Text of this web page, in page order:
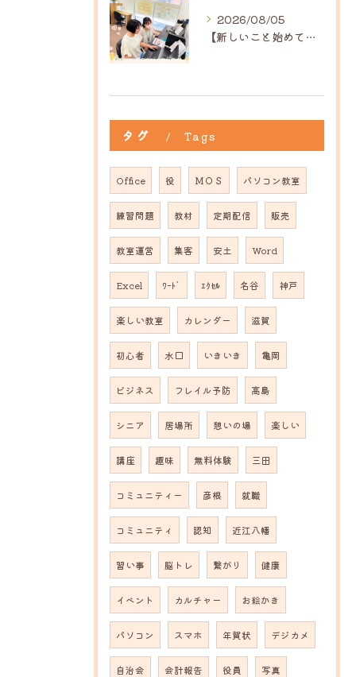
2026/08/05
【新しいこと始めてみませんか？】ひだまり高島教室
タグ Tags
Office 役 ＭＯＳ パソコン教室
練習問題 教材 定期配信 販売
教室運営 集客 安土 Word
Excel ﾜｰﾄﾞ ｴｸｾﾙ 名谷 神戸
楽しい教室 カレンダー 滋賀
初心者 水口 いきいき 亀岡
ビジネス フレイル予防 高島
シニア 居場所 憩いの場 楽しい
講座 趣味 無料体験 三田
コミュニティー 彦根 就職
コミュニティ 認知 近江八幡
習い事 脳トレ 繋がり 健康
イベント カルチャー お絵かき
パソコン スマホ 年賀状 デジカメ
自治会 会計報告 役員 写真